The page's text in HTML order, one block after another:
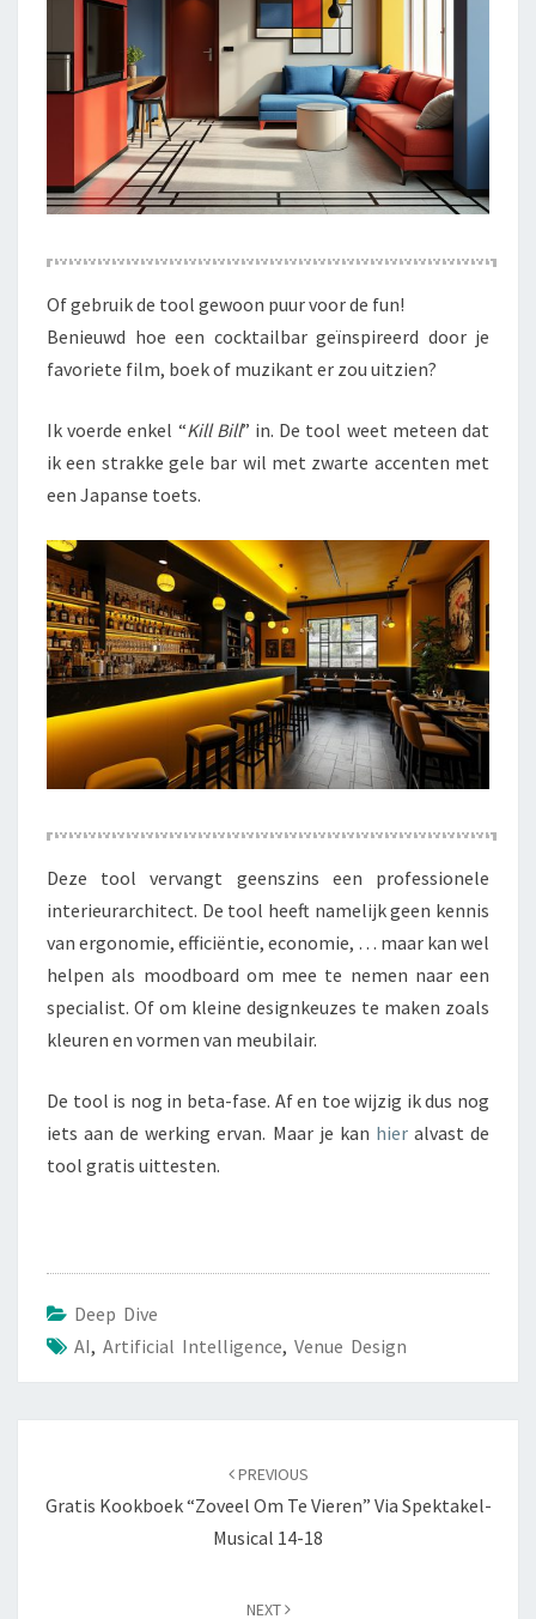
Of gebruik de tool gewoon puur voor de fun!
Benieuwd hoe een cocktailbar geïnspireerd door je
favoriete film, boek of muzikant er zou uitzien?
Ik voerde enkel “Kill Bill” in. De tool weet meteen dat
ik een strakke gele bar wil met zwarte accenten met
een Japanse toets.
Deze tool vervangt geenszins een professionele
interieurarchitect. De tool heeft namelijk geen kennis
van ergonomie, efficiëntie, economie, … maar kan wel
helpen als moodboard om mee te nemen naar een
specialist. Of om kleine designkeuzes te maken zoals
kleuren en vormen van meubilair.
De tool is nog in beta-fase. Af en toe wijzig ik dus nog
iets aan de werking ervan. Maar je kan hieralvast de
tool gratis uittesten.
Deep Dive
AI, Artificial Intelligence, Venue Design
PREVIOUS
Gratis Kookboek “Zoveel Om Te Vieren” Via Spektakel-
Musical 14-18
NEXT